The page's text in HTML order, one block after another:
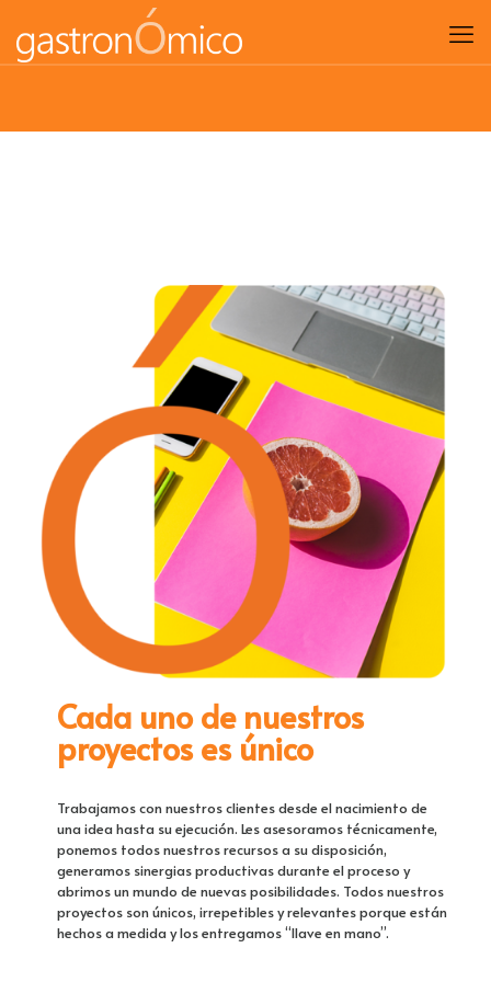
Cada uno de nuestros
proyectos es único
Trabajamos con nuestros clientes desde el nacimiento de
una idea hasta su ejecución. Les asesoramos técnicamente,
ponemos todos nuestros recursos a su disposición,
generamos sinergias productivas durante el proceso y
abrimos un mundo de nuevas posibilidades. Todos nuestros
proyectos son únicos, irrepetibles y relevantes porque están
hechos a medida y los entregamos “llave en mano”.